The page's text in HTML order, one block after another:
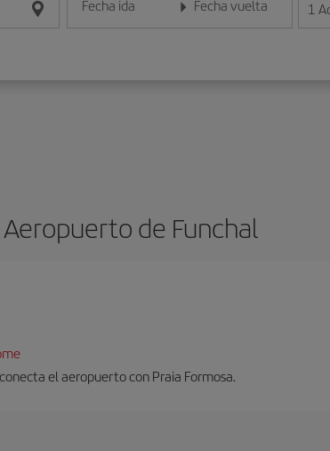
Fecha ida
Introduce la fecha en formato día/mes/año
Fecha vuelta
Introduce la fecha en 1
Aeropuerto de Funchal
el aeropuerto con Praia Formosa.